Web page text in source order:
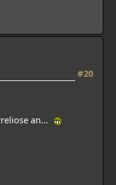
#20
an...